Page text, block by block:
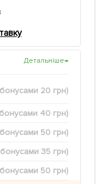
Детальніше→
бонусами 20 грн)
бонусами 40 грн)
бонусами 50 грн)
бонусами35 грн)
бонусами 50 грн)